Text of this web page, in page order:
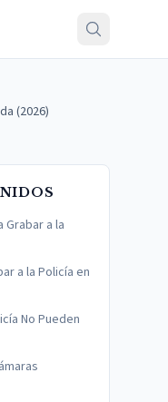
(2026)
Grabar a la
a la Policía en
No Pueden